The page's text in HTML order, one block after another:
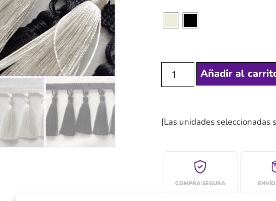
Añadir al
[Las unidades seleccionadas
COMPRA SEGURA